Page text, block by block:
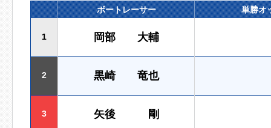
ボートレーサー 単勝オ
1 岡部 大輔
2 黒崎 竜也
3 矢後 剛